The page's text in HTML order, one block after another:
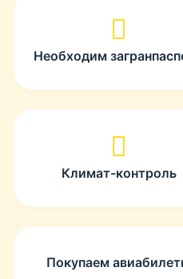
Необходим
Климат-контроль
Покупаем